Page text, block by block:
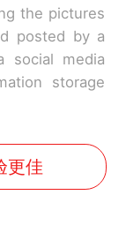
the pictures
posted by a
social media
storage
更佳